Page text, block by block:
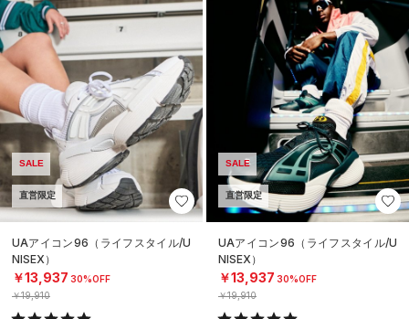
SALE
直営限定
UAアイコン96（ライフスタイル/U
NISEX）
￥13,937 30%OFF
￥19,910
SALE
直営限定
UAアイコン96（ライフスタイル/U
NISEX）
￥13,937 30%OFF
￥19,910